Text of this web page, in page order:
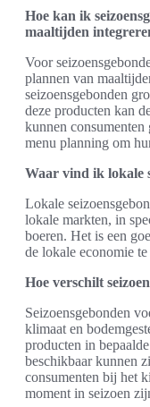
Hoe kan ik
maaltijden
Voor
plannen van
seizoensgebonden
deze producten kan
kunnen consumenten
menu planning om
Waar vind ik lokale
Lokale
lokale markten, in
boeren. Het is een
de lokale economie te
Hoe verschilt
Seizoensgebonden
klimaat en
producten in
beschikbaar kunnen
consumenten bij het
moment in seizoen